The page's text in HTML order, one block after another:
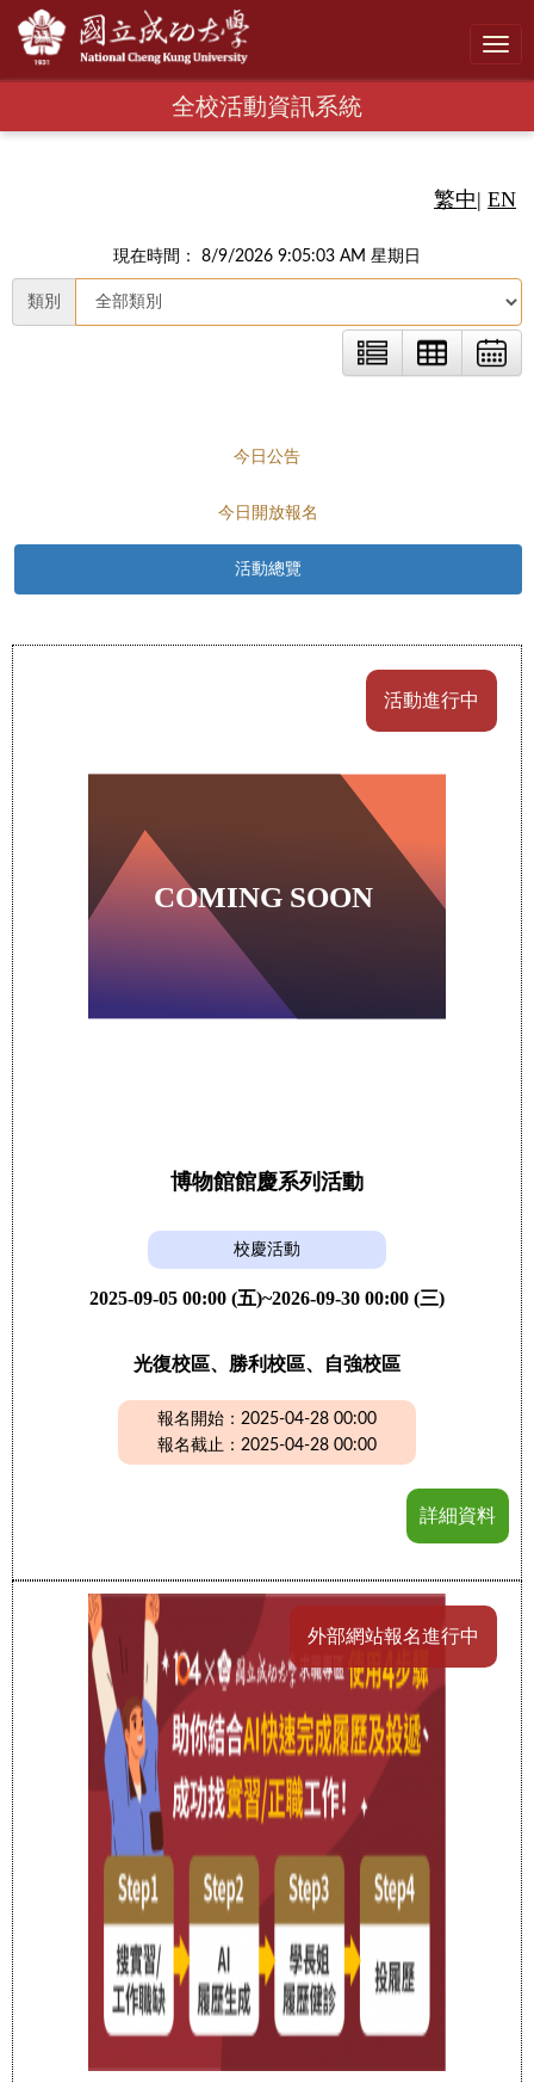
全校活動資訊系統
繁中| EN
現在時間： 8/9/2026 9:05:04 AM 星期日
類別
今日公告
今日開放報名
活動總覽
活動進行中
博物館館慶系列活動
校慶活動
2025-09-05 00:00 (五)~2026-09-30 00:00 (三)
光復校區、勝利校區、自強校區
報名開始：2025-04-28 00:00
報名截止：2025-04-28 00:00
詳細資料
外部網站報名進行中